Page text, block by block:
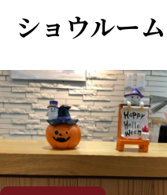
ショウルーム